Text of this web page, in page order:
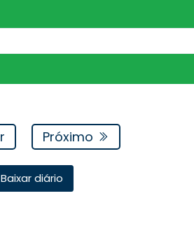
Próximo
Baixar diário